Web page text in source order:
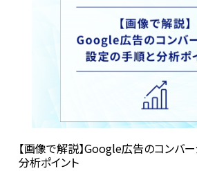
【画像で解説】Google広告のコンバ
分析ポイント